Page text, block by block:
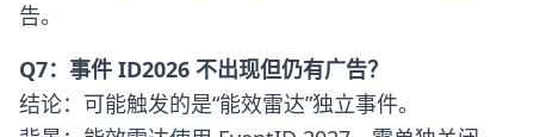
告。
Q7：事件 ID2026 不出现但仍有广告？
结论：可能触发的是“能效雷达”独立事件。